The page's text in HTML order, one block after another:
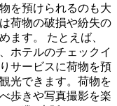
を預けられるのも大
荷物の破損や紛失の
ます。 たとえば、
ホテルのチェックイ
サービスに荷物を預
光できます。荷物を
歩きや写真撮影を楽